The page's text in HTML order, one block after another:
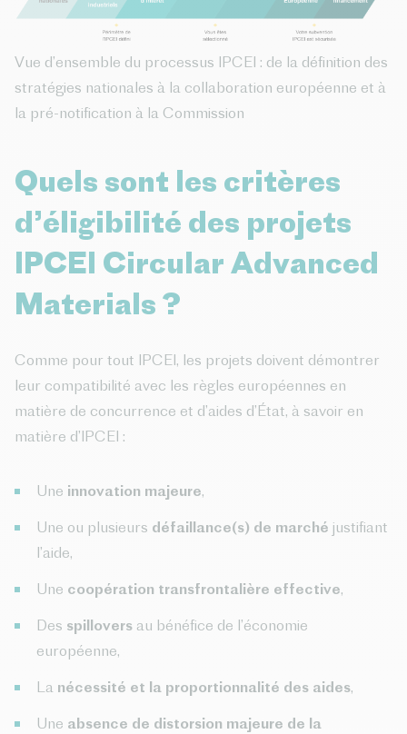
Vue d’ensemble du processus IPCEI : de la définition des
stratégies nationales à la collaboration européenne et à
la pré-notification à la Commission
Quels sont les critères
d’éligibilité des projets
IPCEI Circular Advanced
Materials ?
Comme pour tout IPCEI, les projets doivent démontrer
leur compatibilité avec les règles européennes en
matière de concurrence et d’aides d’État, à savoir en
matière d’IPCEI :
Une innovation majeure,
Une ou plusieurs défaillance(s) de marché justifiant
l’aide,
Une coopération transfrontalière effective,
Des spillovers au bénéfice de l’économie
européenne,
La nécessité et la proportionnalité des aides,
Une absence de distorsion majeure de la